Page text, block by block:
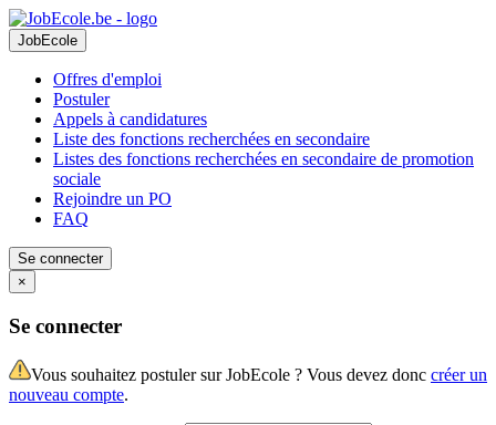
JobEcole
Offres d'emploi
Postuler
Appels à candidatures
Liste des fonctions recherchées en secondaire
Listes des fonctions recherchées en secondaire de promotion
sociale
Rejoindre un PO
FAQ
Se connecter
×
Se connecter
Vous souhaitez postuler sur JobEcole ? Vous devez donc créer un
nouveau compte.